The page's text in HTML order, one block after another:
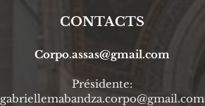
CONTACTS
Corpo.assas@gmail.com
Présidente:
gabriellemabandza.corpo@gmail.com